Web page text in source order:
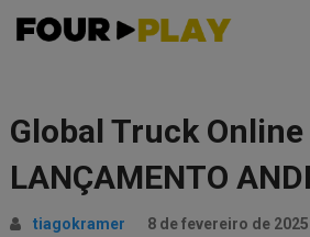
Global Truck Online
LANÇAMENTO
tiagokramer 8 de fevereiro de 2025